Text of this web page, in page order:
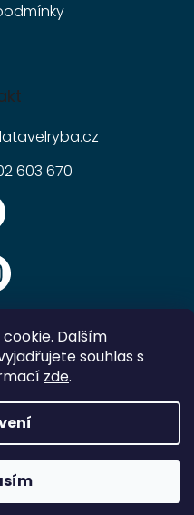
Dalším
souhlas s
zde.
603 670
Shoptet
. Všechna práva vyhrazena.